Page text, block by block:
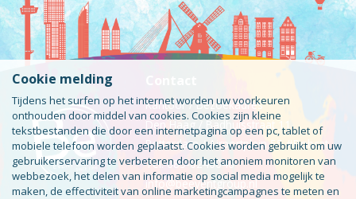
Kantoor / Bezoekadres
Den Haag / Badhuisstraat 11
Rotterdam / Airportplein 55 #Bobcat
Tel: 085-0240046
info@beeventgroup.nl
Cookie melding
Tijdens het surfen op het internet worden uw voorkeuren
onthouden door middel van cookies. Cookies zijn kleine
tekstbestanden die door een internetpagina op een pc, tablet of
mobiele telefoon worden geplaatst. Cookies worden gebruikt om uw
gebruikerservaring te verbeteren door het anoniem monitoren van
webbezoek, het delen van informatie op social media mogelijk te
maken, de effectiviteit van online marketingcampagnes te meten en